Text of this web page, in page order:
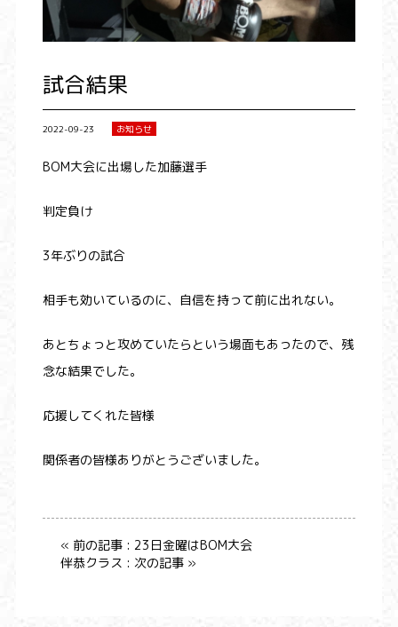
試合結果
2022-09-23 お知らせ
BOM大会に出場した加藤選手
判定負け
3年ぶりの試合
相手も効いているのに、自信を持って前に出れない。
あとちょっと攻めていたらという場面もあったので、残
念な結果でした。
応援してくれた皆様
関係者の皆様ありがとうございました。
« 前の記事 : 23日金曜はBOM大会
伴恭クラス : 次の記事 »